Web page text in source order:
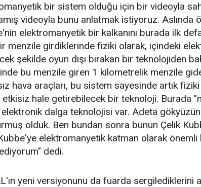
bir sistem olduğu için bir videoyla
videoyla bunu anlatmak istiyoruz. Aslında
elektromanyetik bir kalkanını burada ilk
menzile girdiklerinde fiziki olarak, içindeki
şekilde oyun dışı bırakan bir teknolojiden
bu menzile giren 1 kilometrelik menzile
hava araçları, bu sistem sayesinde artık
etkisiz hale getirebilecek bir teknoloji. Burada
dalga teknolojisi var. Adeta
olduk. Ben bundan sonra bunun Çelik
elektromanyetik katman olarak önemli
dedi.
yeni versiyonunu da fuarda sergilediklerini